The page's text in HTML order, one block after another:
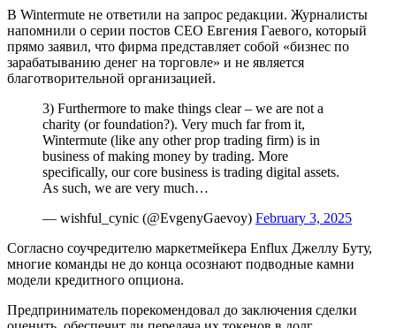
В Wintermute не ответили на запрос редакции. Журналисты
напомнили о серии постов CEO Евгения Гаевого, который
прямо заявил, что фирма представляет собой «бизнес по
зарабатыванию денег на торговле» и не является
благотворительной организацией.
3) Furthermore to make things clear – we are not a
charity (or foundation?). Very much far from it,
Wintermute (like any other prop trading firm) is in
business of making money by trading. More
specifically, our core business is trading digital assets.
As such, we are very much…
— wishful_cynic (@EvgenyGaevoy) February 3, 2025
Согласно соучредителю маркетмейкера Enflux Джеллу Буту,
многие команды не до конца осознают подводные камни
модели кредитного опциона.
Предприниматель порекомендовал до заключения сделки